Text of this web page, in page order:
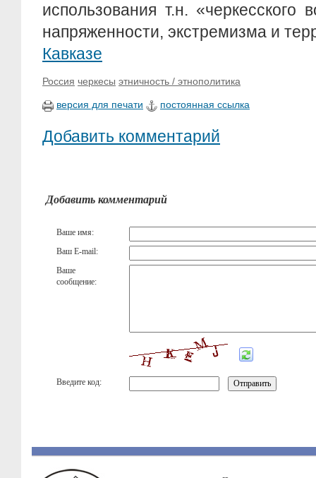
использования т.н. «черкесского
напряженности, экстремизма и
Кавказе
Россия черкесы этничность / этнополитика
версия для печати постоянная ссылка
Добавить комментарий
Добавить комментарий
Ваше имя:
Ваш E-mail:
Ваше
сообщение:
Введите код: